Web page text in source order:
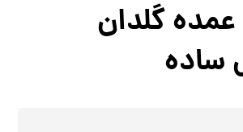
گلدان
ساده